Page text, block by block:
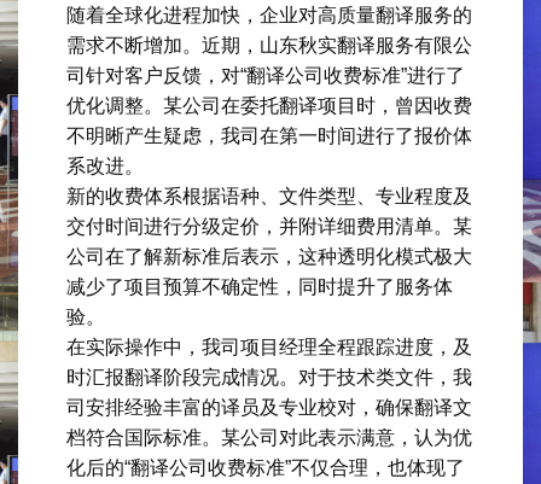
随着全球化进程加快，企业对高质量翻译服务的
需求不断增加。近期，山东秋实翻译服务有限公
司针对客户反馈，对“翻译公司收费标准”进行了
优化调整。某公司在委托翻译项目时，曾因收费
不明晰产生疑虑，我司在第一时间进行了报价体
系改进。
新的收费体系根据语种、文件类型、专业程度及
交付时间进行分级定价，并附详细费用清单。某
公司在了解新标准后表示，这种透明化模式极大
减少了项目预算不确定性，同时提升了服务体
验。
在实际操作中，我司项目经理全程跟踪进度，及
时汇报翻译阶段完成情况。对于技术类文件，我
司安排经验丰富的译员及专业校对，确保翻译文
档符合国际标准。某公司对此表示满意，认为优
化后的“翻译公司收费标准”不仅合理，也体现了